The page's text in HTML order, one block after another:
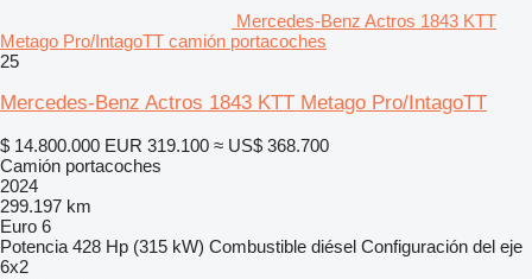
Mercedes-Benz Actros 1843 KTT
Metago Pro/IntagoTT camión portacoches
25
Mercedes-Benz Actros 1843 KTT Metago Pro/IntagoTT
$ 14.800.000 EUR 319.100 ≈ US$ 368.700
Camión portacoches
2024
299.197 km
Euro 6
Potencia 428 Hp (315 kW) Combustible diésel Configuración del eje
6x2